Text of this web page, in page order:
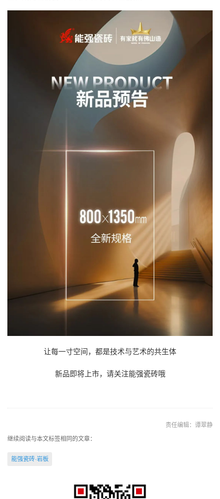
让每一寸空间，都是技术与艺术的共生体
新品即将上市，请关注能强瓷砖哦
责任编辑：谭翠静
继续阅读与本文标签相同的文章：
能强瓷砖·岩板